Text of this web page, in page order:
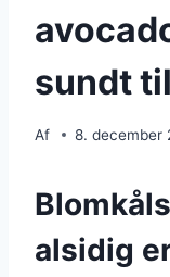
sundt
Af 8. december
alsidig